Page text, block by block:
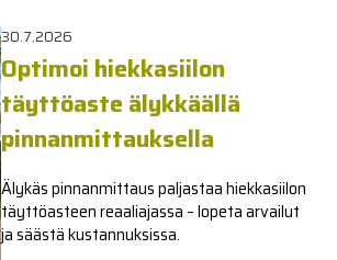
30.7.2026
Optimoi hiekkasiilon
täyttöaste älykkäällä
pinnanmittauksella
Älykäs pinnanmittaus paljastaa hiekkasiilon
täyttöasteen reaaliajassa – lopeta arvailut
ja säästä kustannuksissa.